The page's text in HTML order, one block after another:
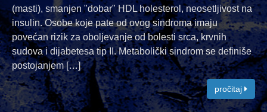
(masti), smanjen "dobar" HDL holesterol, neosetljivost na
insulin. Osobe koje pate od ovog sindroma imaju
povećan rizik za oboljevanje od bolesti srca, krvnih
sudova i dijabetesa tip II. Metabolički sindrom se definiše
postojanjem […]
pročitaj